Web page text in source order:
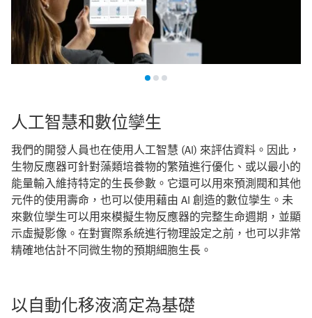
人工智慧和數位孿生
我們的開發人員也在使用人工智慧 (AI) 來評估資料。因此，
生物反應器可針對藻類培養物的繁殖進行優化、或以最小的
能量輸入維持特定的生長參數。它還可以用來預測閥和其他
元件的使用壽命，也可以使用藉由 AI 創造的數位孿生。未
來數位孿生可以用來模擬生物反應器的完整生命週期，並顯
示虛擬影像。在對實際系統進行物理設定之前，也可以非常
精確地估計不同微生物的預期細胞生長。
以自動化移液滴定為基礎